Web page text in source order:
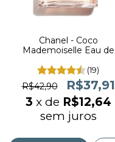
Chanel - Coco
Mademoiselle Eau de
(19)
R$42,90 R$37,91
3 x de R$12,64
sem juros